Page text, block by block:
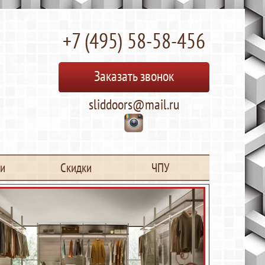
+7 (495) 58-58-456
Заказать звонок
sliddoors@mail.ru
Скидки ЧПУ